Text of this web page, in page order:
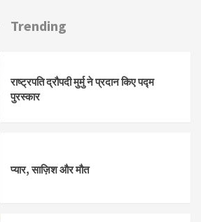
Trending
राष्ट्रपति द्रौपदी मुर्मु ने प्रदान किए पद्म
पुरस्कार
प्यार, साज़िश और मौत